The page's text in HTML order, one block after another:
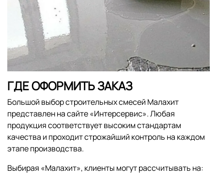
ГДЕ ОФОРМИТЬ ЗАКАЗ
Большой выбор строительных смесей Малахит
представлен на сайте «Интерсервис». Любая
продукция соответствует высоким стандартам
качества и проходит строжайший контроль на каждом
этапе производства.
Выбирая «Малахит», клиенты могут рассчитывать на: